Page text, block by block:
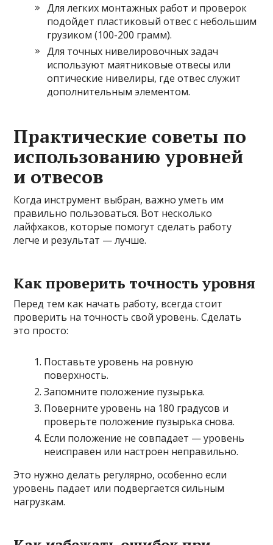
Для легких монтажных работ и проверок
подойдет пластиковый отвес с небольшим
грузиком (100-200 грамм).
Для точных нивелировочных задач
используют маятниковые отвесы или
оптические нивелиры, где отвес служит
дополнительным элементом.
Практические советы по
использованию уровней
и отвесов
Когда инструмент выбран, важно уметь им
правильно пользоваться. Вот несколько
лайфхаков, которые помогут сделать работу
легче и результат — лучше.
Как проверить точность уровня
Перед тем как начать работу, всегда стоит
проверить на точность свой уровень. Сделать
это просто:
Поставьте уровень на ровную
поверхность.
Запомните положение пузырька.
Поверните уровень на 180 градусов и
проверьте положение пузырька снова.
Если положение не совпадает — уровень
неисправен или настроен неправильно.
Это нужно делать регулярно, особенно если
уровень падает или подвергается сильным
нагрузкам.